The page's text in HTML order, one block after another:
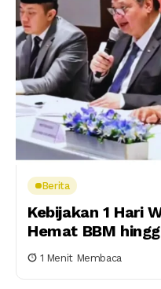
Berita
Kebijakan 1 Hari
Hemat BBM
1 Menit Membaca